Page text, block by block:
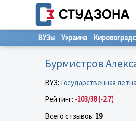
ВУЗы Украина
Бурмистров
ВУЗ: Государственная
Рейтинг: -103/38 (-2.7)
Всего отзывов: 19